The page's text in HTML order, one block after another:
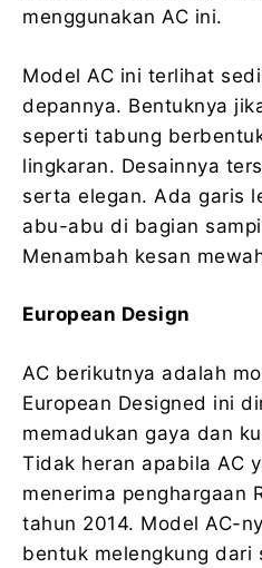
menggunakan AC ini.
Model AC ini terlihat
depannya. Bentuknya
seperti tabung
lingkaran. Desainnya
serta elegan. Ada garis
abu-abu di bagian
Menambah kesan
European Design
AC berikutnya adalah
European Designed ini
memadukan gaya dan
Tidak heran apabila AC
menerima penghargaan
tahun 2014. Model AC-
bentuk melengkung dari